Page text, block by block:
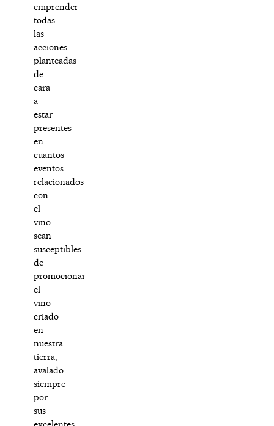
emprender
todas
las
acciones
planteadas
de
cara
a
estar
presentes
en
cuantos
eventos
relacionados
con
el
vino
sean
susceptibles
de
promocionar
el
vino
criado
en
nuestra
tierra,
avalado
siempre
por
sus
excelentes